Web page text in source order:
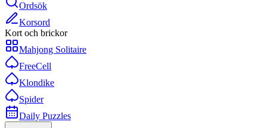
Ordsök
Korsord
Kort och brickor
Mahjong Solitaire
FreeCell
Klondike
Spider
Daily Puzzles